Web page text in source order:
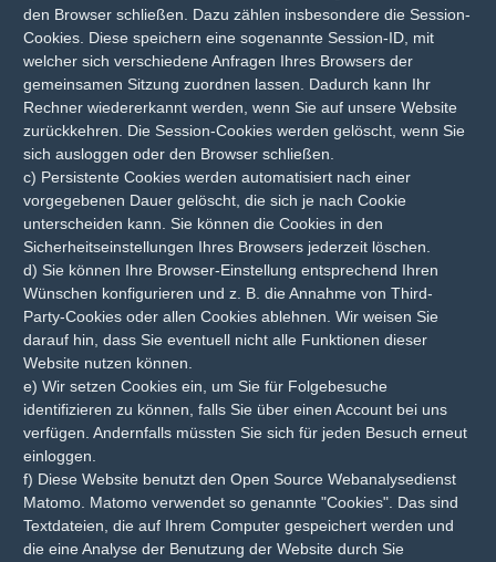
den Browser schließen. Dazu zählen insbesondere die Session-
Cookies. Diese speichern eine sogenannte Session-ID, mit
welcher sich verschiedene Anfragen Ihres Browsers der
gemeinsamen Sitzung zuordnen lassen. Dadurch kann Ihr
Rechner wiedererkannt werden, wenn Sie auf unsere Website
zurückkehren. Die Session-Cookies werden gelöscht, wenn Sie
sich ausloggen oder den Browser schließen.
c) Persistente Cookies werden automatisiert nach einer
vorgegebenen Dauer gelöscht, die sich je nach Cookie
unterscheiden kann. Sie können die Cookies in den
Sicherheitseinstellungen Ihres Browsers jederzeit löschen.
d) Sie können Ihre Browser-Einstellung entsprechend Ihren
Wünschen konfigurieren und z. B. die Annahme von Third-
Party-Cookies oder allen Cookies ablehnen. Wir weisen Sie
darauf hin, dass Sie eventuell nicht alle Funktionen dieser
Website nutzen können.
e) Wir setzen Cookies ein, um Sie für Folgebesuche
identifizieren zu können, falls Sie über einen Account bei uns
verfügen. Andernfalls müssten Sie sich für jeden Besuch erneut
einloggen.
f) Diese Website benutzt den Open Source Webanalysedienst
Matomo. Matomo verwendet so genannte "Cookies". Das sind
Textdateien, die auf Ihrem Computer gespeichert werden und
die eine Analyse der Benutzung der Website durch Sie